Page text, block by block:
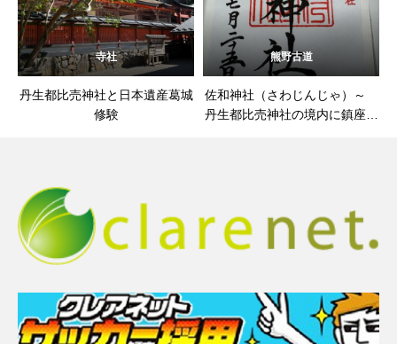
寺社
丹生都比売神社と日本遺産葛城
修験
熊野古道
佐和神社（さわじんじゃ）～
丹生都比売神社の境内に鎮座す